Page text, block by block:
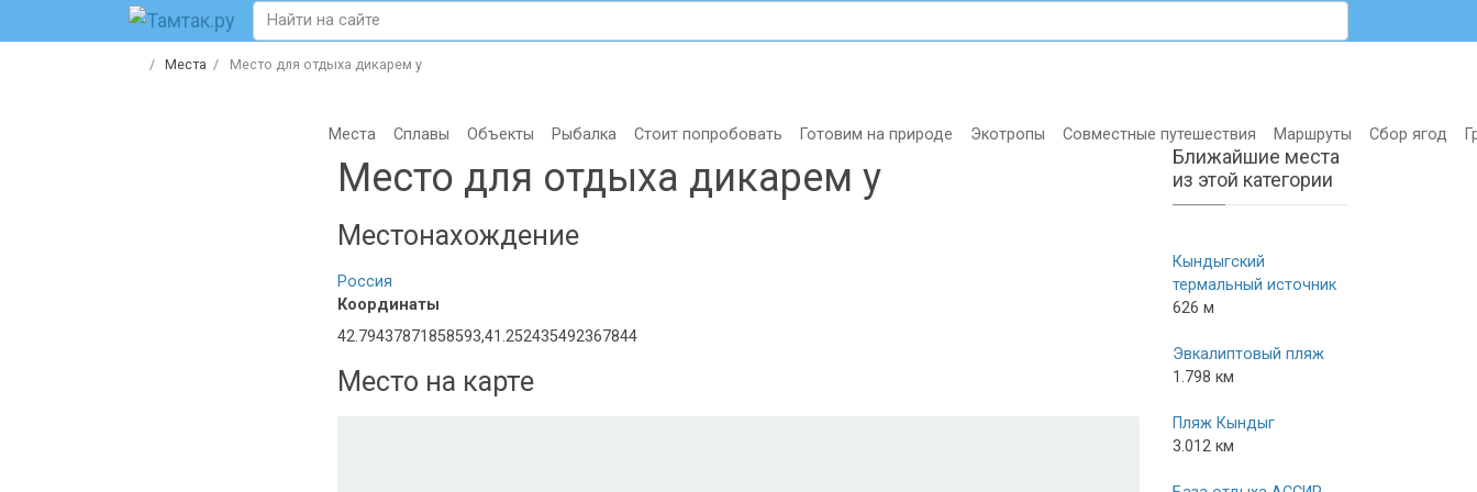
Места Место для отдыха дикарем у
Места Сплавы Объекты Рыбалка Стоит попробовать Готовим на природе Экотропы Совместные путешествия Маршруты Сбор ягод
Место для отдыха дикарем у
Местонахождение
Россия
Координаты
42.79437871858593,41.252435492367844
Место на карте
Ближайшие места
из этой категории
Кындыгский
термальный источник
626 м
Эвкалиптовый пляж
1.798 км
Пляж Кындыг
3.012 км